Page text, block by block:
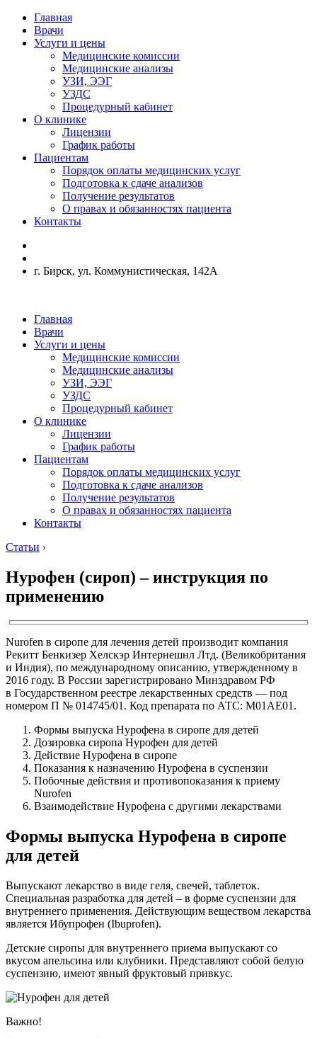
Главная
Врачи
Услуги и цены
Медицинские комиссии
Медицинские анализы
УЗИ, ЭЭГ
УЗДС
Процедурный кабинет
О клинике
Лицензии
График работы
Пациентам
Порядок оплаты медицинских услуг
Подготовка к сдаче анализов
Получение результатов
О правах и обязанностях пациента
Контакты
г. Бирск, ул. Коммунистическая, 142А
Главная
Врачи
Услуги и цены
Медицинские комиссии
Медицинские анализы
УЗИ, ЭЭГ
УЗДС
Процедурный кабинет
О клинике
Лицензии
График работы
Пациентам
Порядок оплаты медицинских услуг
Подготовка к сдаче анализов
Получение результатов
О правах и обязанностях пациента
Контакты
Статьи ›
Нурофен (сироп) – инструкция по
применению
Nurofen в сиропе для лечения детей производит компания
Рекитт Бенкизер Хелскэр Интернешнл Лтд. (Великобритания
и Индия), по международному описанию, утвержденному в
2016 году. В России зарегистрировано Минздравом РФ
в Государственном реестре лекарственных средств — под
номером П № 014745/01. Код препарата по АТС: М01АЕ01.
Формы выпуска Нурофена в сиропе для детей
Дозировка сиропа Нурофен для детей
Действие Нурофена в сиропе
Показания к назначению Нурофена в суспензии
Побочные действия и противопоказания к приему
Nurofen
Взаимодействие Нурофена с другими лекарствами
Формы выпуска Нурофена в сиропе
для детей
Выпускают лекарство в виде геля, свечей, таблеток.
Специальная разработка для детей – в форме суспензии для
внутреннего применения. Действующим веществом лекарства
является Ибупрофен (Ibuprofen).
Детские сиропы для внутреннего приема выпускают со
вкусом апельсина или клубники. Представляют собой белую
суспензию, имеют явный фруктовый привкус.
Важно!